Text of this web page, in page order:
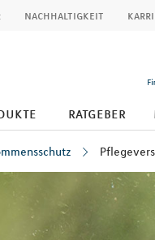
nachhaltigkeit
ratgeber